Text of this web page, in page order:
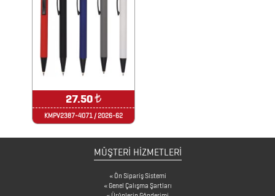
ÜRÜNLER
MAKAS
PENSE
27.50₺
KMPV2387-4071 / 2026-62
MÜŞTERİ HİZMETLERİ
Ön Sipariş Sistemi
Genel Çalışma Şartları